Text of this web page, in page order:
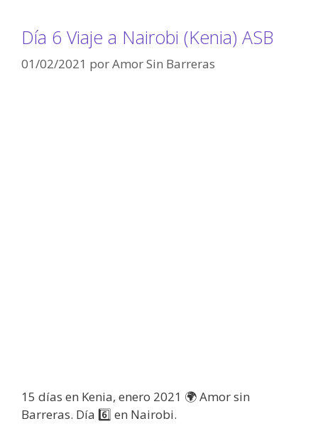
Día 6 Viaje a Nairobi (Kenia) ASB
01/02/2021 porAmor Sin Barreras
15 días en Kenia, enero 2021 🌍 Amor sin
Barreras. Día 6️⃣ en Nairobi.